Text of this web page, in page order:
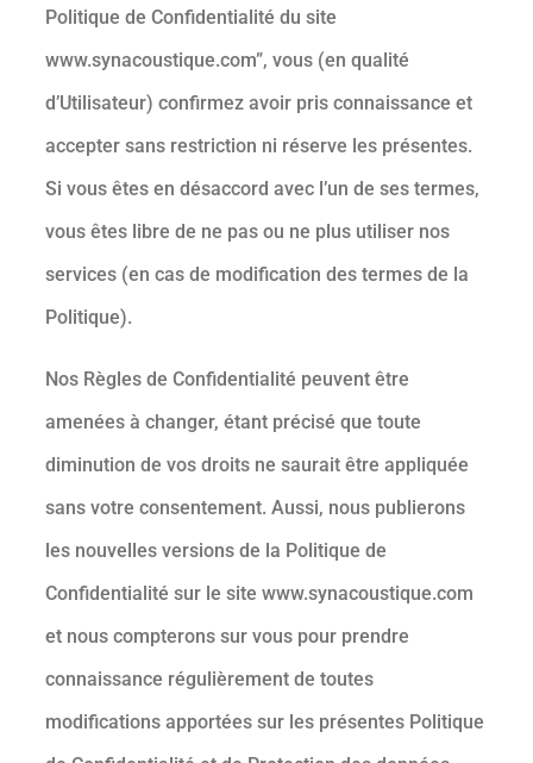
Politique de Confidentialité du site
www.synacoustique.com”, vous (en qualité
d’Utilisateur) confirmez avoir pris connaissance et
accepter sans restriction ni réserve les présentes.
Si vous êtes en désaccord avec l’un de ses termes,
vous êtes libre de ne pas ou ne plus utiliser nos
services (en cas de modification des termes de la
Politique).
Nos Règles de Confidentialité peuvent être
amenées à changer, étant précisé que toute
diminution de vos droits ne saurait être appliquée
sans votre consentement. Aussi, nous publierons
les nouvelles versions de la Politique de
Confidentialité sur le site www.synacoustique.com
et nous compterons sur vous pour prendre
connaissance régulièrement de toutes
modifications apportées sur les présentes Politique